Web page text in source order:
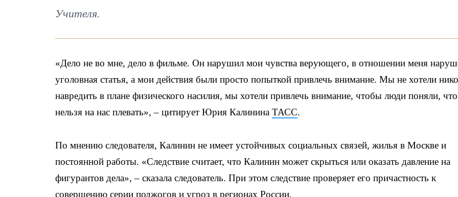
Учителя.
«Дело не во мне, дело в фильме. Он нарушил мои чувства верующего, в отношении меня
уголовная статья, а мои действия были просто попыткой привлечь внимание. Мы не хотели
навредить в плане физического насилия, мы хотели привлечь внимание, чтобы люди поняли, что
нельзя на нас плевать», – цитирует Юрия Калинина ТАСС.
По мнению следователя, Калинин не имеет устойчивых социальных связей, жилья в Москве и
постоянной работы. «Следствие считает, что Калинин может скрыться или оказать давление на
фигурантов дела», – сказала следователь. При этом следствие проверяет его причастность к
совершению серии поджогов и угроз в регионах России.